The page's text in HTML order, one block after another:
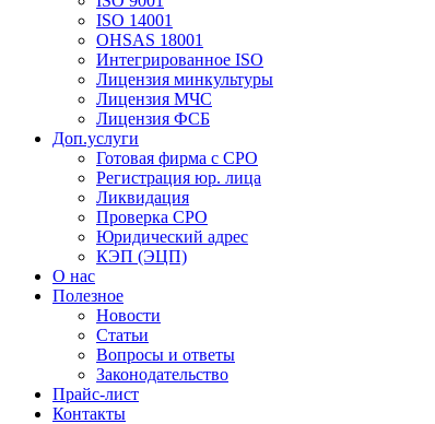
ISO 14001
OHSAS 18001
Интегрированное ISO
Лицензия минкультуры
Лицензия МЧС
Лицензия ФСБ
Доп.услуги
Готовая фирма с СРО
Регистрация юр. лица
Ликвидация
Проверка СРО
Юридический адрес
КЭП (ЭЦП)
О нас
Полезное
Новости
Статьи
Вопросы и ответы
Законодательство
Прайс-лист
Контакты